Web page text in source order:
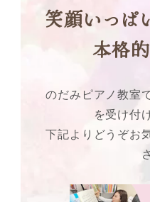
笑顔いっぱ
本格
のだみピアノ教室
を受け付
下記よりどうぞお